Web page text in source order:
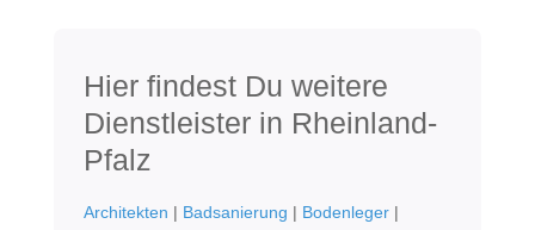
Hier findest Du weitere
Dienstleister in Rheinland-
Pfalz
Architekten | Badsanierung | Bodenleger|